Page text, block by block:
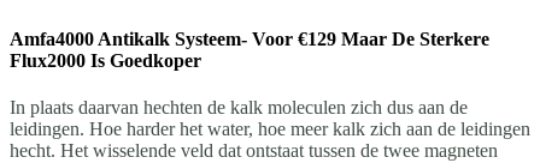
Amfa4000 Antikalk Systeem- Voor €129 Maar De Sterkere
Flux2000 Is Goedkoper
In plaats daarvan hechten de kalk moleculen zich dus aan de
leidingen. Hoe harder het water, hoe meer kalk zich aan de leidingen
hecht. Het wisselende veld dat ontstaat tussen de twee magneten